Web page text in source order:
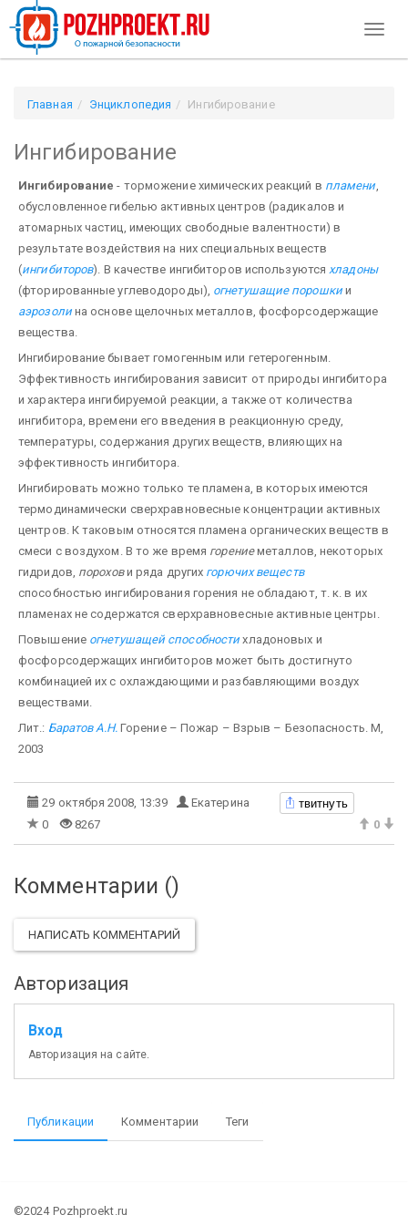
Главная Энциклопедия Ингибирование
Ингибирование
Ингибирование - торможение химических реакций в пламени,
обусловленное гибелью активных центров (радикалов и
атомарных частиц, имеющих свободные валентности) в
результате воздействия на них специальных веществ
(ингибиторов). В качестве ингибиторов используются хладоны
(фторированные углеводороды), огнетушащие порошкии
аэрозолина основе щелочных металлов, фосфорсодержащие
вещества.
Ингибирование бывает гомогенным или гетерогенным.
Эффективность ингибирования зависит от природы ингибитора
и характера ингибируемой реакции, а также от количества
ингибитора, времени его введения в реакционную среду,
температуры, содержания других веществ, влияющих на
эффективность ингибитора.
Ингибировать можно только те пламена, в которых имеются
термодинамически сверхравновесные концентрации активных
центров. К таковым относятся пламена органических веществ в
смеси с воздухом. В то же время горениеметаллов, некоторых
гидридов, порохови ряда других горючих веществ
способностью ингибирования горения не обладают, т. к. в их
пламенах не содержатся сверхравновесные активные центры.
Повышение огнетушащей способностихладоновых и
фосфорсодержащих ингибиторов может быть достигнуто
комбинацией их с охлаждающими и разбавляющими воздух
веществами.
Лит.: Баратов А.Н. Горение – Пожар – Взрыв – Безопасность. М,
2003
29 октября 2008, 13:39 Екатерина твитнуть
0 8267 0
Комментарии ()
НАПИСАТЬ КОММЕНТАРИЙ
Авторизация
Вход
Авторизация на сайте.
Публикации Комментарии Теги
©2024 Pozhproekt.ru